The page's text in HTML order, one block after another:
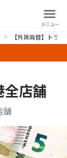
【外貨両替】トラ
全店舗
舗